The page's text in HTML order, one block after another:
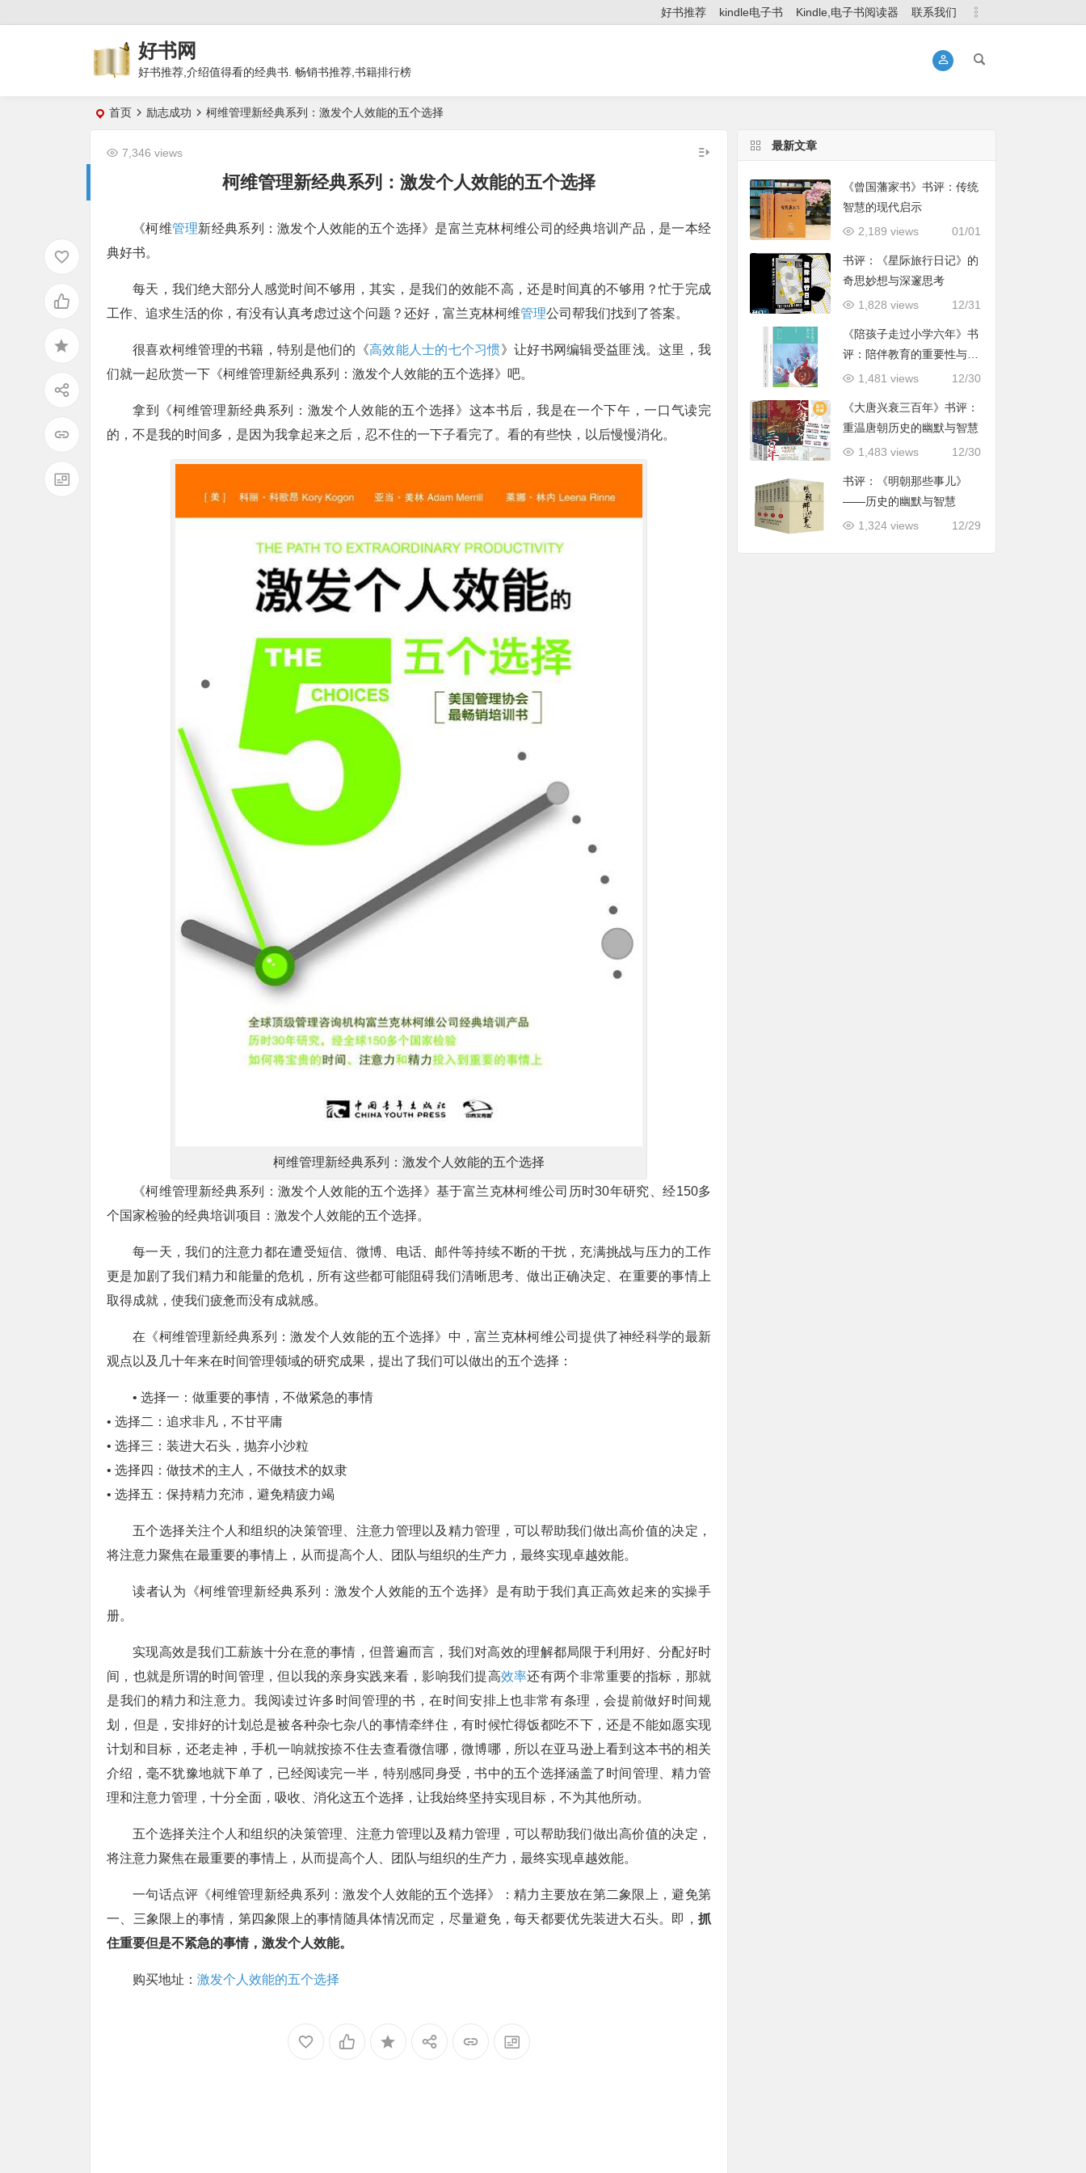
好书推荐 kindle电子书 Kindle,电子书阅读器 联系我们
好书网
好书推荐,介绍值得看的经典书. 畅销书推荐,书籍排行榜
首页 励志成功 柯维管理新经典系列：激发个人效能的五个选择
柯维管理新经典系列：激发个人效能的五个选择
7,346 views
《柯维管理新经典系列：激发个人效能的五个选择》是富兰克林柯维公司的经典培训产品，是一本经
典好书。
每天，我们绝大部分人感觉时间不够用，其实，是我们的效能不高，还是时间真的不够用？忙于完成
工作、追求生活的你，有没有认真考虑过这个问题？还好，富兰克林柯维管理公司帮我们找到了答案。
很喜欢柯维管理的书籍，特别是他们的《高效能人士的七个习惯》让好书网编辑受益匪浅。这里，我
们就一起欣赏一下《柯维管理新经典系列：激发个人效能的五个选择》吧。
拿到《柯维管理新经典系列：激发个人效能的五个选择》这本书后，我是在一个下午，一口气读完
的，不是我的时间多，是因为我拿起来之后，忍不住的一下子看完了。看的有些快，以后慢慢消化。
柯维管理新经典系列：激发个人效能的五个选择
《柯维管理新经典系列：激发个人效能的五个选择》基于富兰克林柯维公司历时30年研究、经150多
个国家检验的经典培训项目：激发个人效能的五个选择。
每一天，我们的注意力都在遭受短信、微博、电话、邮件等持续不断的干扰，充满挑战与压力的工作
更是加剧了我们精力和能量的危机，所有这些都可能阻碍我们清晰思考、做出正确决定、在重要的事情上
取得成就，使我们疲惫而没有成就感。
在《柯维管理新经典系列：激发个人效能的五个选择》中，富兰克林柯维公司提供了神经科学的最新
观点以及几十年来在时间管理领域的研究成果，提出了我们可以做出的五个选择：
• 选择一：做重要的事情，不做紧急的事情
• 选择二：追求非凡，不甘平庸
• 选择三：装进大石头，抛弃小沙粒
• 选择四：做技术的主人，不做技术的奴隶
• 选择五：保持精力充沛，避免精疲力竭
五个选择关注个人和组织的决策管理、注意力管理以及精力管理，可以帮助我们做出高价值的决定，
将注意力聚焦在最重要的事情上，从而提高个人、团队与组织的生产力，最终实现卓越效能。
读者认为《柯维管理新经典系列：激发个人效能的五个选择》是有助于我们真正高效起来的实操手
册。
实现高效是我们工薪族十分在意的事情，但普遍而言，我们对高效的理解都局限于利用好、分配好时
间，也就是所谓的时间管理，但以我的亲身实践来看，影响我们提高效率还有两个非常重要的指标，那就
是我们的精力和注意力。我阅读过许多时间管理的书，在时间安排上也非常有条理，会提前做好时间规
划，但是，安排好的计划总是被各种杂七杂八的事情牵绊住，有时候忙得饭都吃不下，还是不能如愿实现
计划和目标，还老走神，手机一响就按捺不住去查看微信哪，微博哪，所以在亚马逊上看到这本书的相关
介绍，毫不犹豫地就下单了，已经阅读完一半，特别感同身受，书中的五个选择涵盖了时间管理、精力管
理和注意力管理，十分全面，吸收、消化这五个选择，让我始终坚持实现目标，不为其他所动。
五个选择关注个人和组织的决策管理、注意力管理以及精力管理，可以帮助我们做出高价值的决定，
将注意力聚焦在最重要的事情上，从而提高个人、团队与组织的生产力，最终实现卓越效能。
一句话点评《柯维管理新经典系列：激发个人效能的五个选择》：精力主要放在第二象限上，避免第
一、三象限上的事情，第四象限上的事情随具体情况而定，尽量避免，每天都要优先装进大石头。即， 抓
住重要但是不紧急的事情，激发个人效能。
购买地址： 激发个人效能的五个选择
最新文章
《曾国藩家书》书评：传统
智慧的现代启示
01/01
2,189 views
书评：《星际旅行日记》的
奇思妙想与深邃思考
12/31
1,828 views
《陪孩子走过小学六年》书
评：陪伴教育的重要性与实
用指导
12/30
1,481 views
《大唐兴衰三百年》书评：
重温唐朝历史的幽默与智慧
12/30
1,483 views
书评：《明朝那些事儿》
——历史的幽默与智慧
12/29
1,324 views